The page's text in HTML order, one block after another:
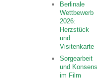
Berlinale
Wettbewerb
2026:
Herzstück
und
Visitenkarte
Sorgearbeit
und Konsens
im Film